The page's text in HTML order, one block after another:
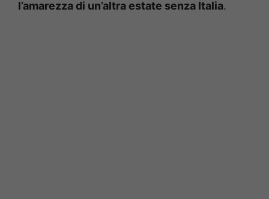
l’amarezza di un’altra estate senza Italia.